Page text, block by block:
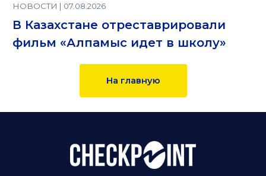
НОВОСТИ | 07.08.2026
В Казахстане отреставрировали
фильм «Алпамыс идет в школу»
На главную